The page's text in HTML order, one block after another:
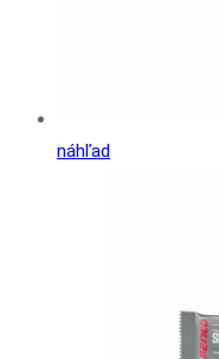
náhľad